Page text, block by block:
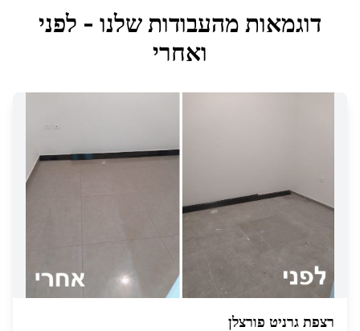
דוגמאות מהעבודות שלנו - לפני
ואחרי
רצפת גרניט פורצלן